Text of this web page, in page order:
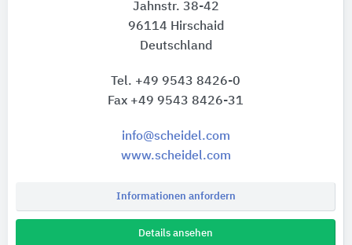
Jahnstr. 38-42
96114 Hirschaid
Deutschland
Tel. +49 9543 8426-0
Fax +49 9543 8426-31
info@scheidel.com
www.scheidel.com
Informationen anfordern
Details ansehen